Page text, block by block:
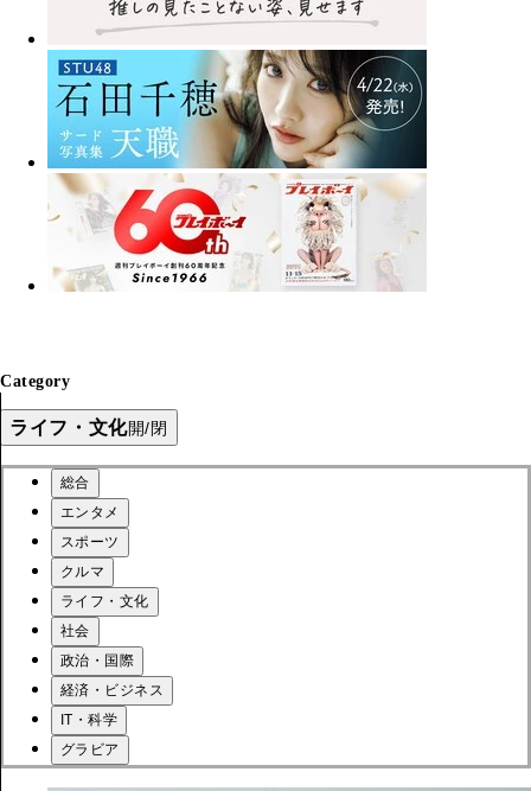
Category
ライフ・文化開/閉
総合
エンタメ
スポーツ
クルマ
ライフ・文化
社会
政治・国際
経済・ビジネス
IT・科学
グラビア